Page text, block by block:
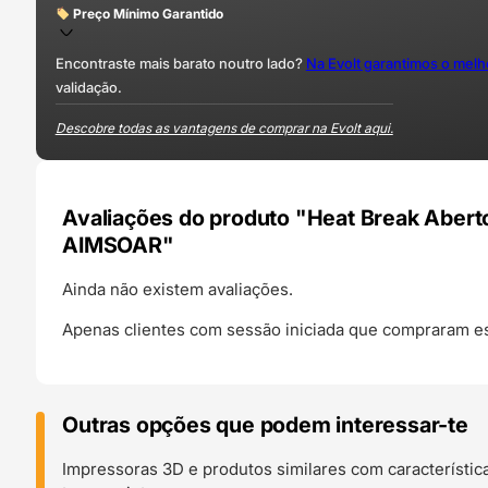
Preço Mínimo Garantido
Encontraste mais barato noutro lado? Na Evolt garantimos o
validação.
Descobre todas as vantagens de comprar na Evolt aqui.
Avaliações do produto "Heat Break
AIMSOAR"
Ainda não existem avaliações.
Apenas clientes com sessão iniciada que compraram
Outras opções que podem interessar-te
Impressoras 3D e produtos similares com